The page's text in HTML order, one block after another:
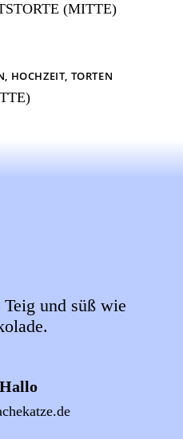
(MITTE)
, HOCHZEIT, TORTEN
und süß wie